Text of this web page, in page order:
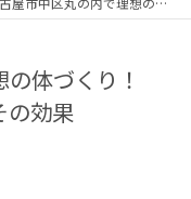
体づくり！
の効果